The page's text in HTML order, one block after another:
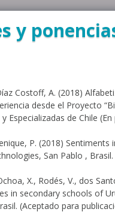
Proyectos
Publicaciones y
ponencias
y
Costoff, A. (2018)
desde el Proyecto
Especializadas de Chile
P. (2018)
San Pablo ,
X., Rodés, V., dos
in secondary schools of
(Aceptado para